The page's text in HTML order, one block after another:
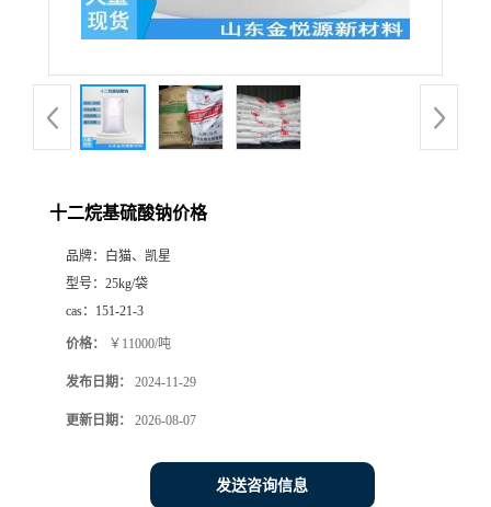
十二烷基硫酸钠价格
品牌：
白猫、凯星
型号： 25kg/袋
cas： 151-21-3
价格： ￥11000/吨
发布日期： 2024-11-29
更新日期： 2026-08-07
发送咨询信息